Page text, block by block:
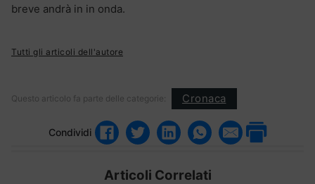
breve andrà in in onda.
Tutti gli articoli dell'autore
Questo articolo fa parte delle categorie: Cronaca
Condividi
Articoli Correlati